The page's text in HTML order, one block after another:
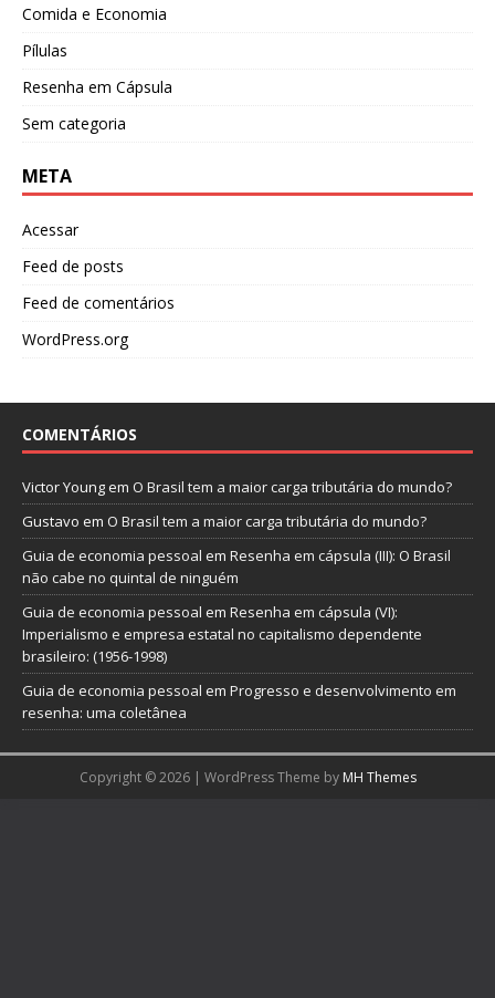
Comida e Economia
Pílulas
Resenha em Cápsula
Sem categoria
META
Acessar
Feed de posts
Feed de comentários
WordPress.org
COMENTÁRIOS
Victor Youngem O Brasil tem a maior carga tributária do mundo?
Gustavo em O Brasil tem a maior carga tributária do mundo?
Guia de economia pessoal em Resenha em cápsula (III): O Brasil
não cabe no quintal de ninguém
Guia de economia pessoal em Resenha em cápsula (VI):
Imperialismo e empresa estatal no capitalismo dependente
brasileiro: (1956-1998)
Guia de economia pessoal em Progresso e desenvolvimento em
resenha: uma coletânea
Copyright © 2026 | WordPress Theme by MH Themes